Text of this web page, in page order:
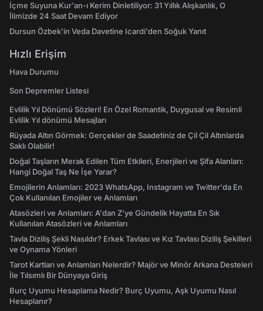
İçme Suyuna Kur'an-ı Kerim Dinletiliyor: 31 Yıllık Alışkanlık, O
İlimizde 24 Saat Devam Ediyor
Dursun Özbek'in Veda Davetine Icardi'den Soğuk Yanıt
Hızlı Erişim
Hava Durumu
Son Depremler Listesi
Evlilik Yıl Dönümü Sözleri! En Özel Romantik, Duygusal ve Resimli
Evlilik Yıl dönümü Mesajları
Rüyada Altın Görmek: Gerçekler de Saadetiniz de Çil Çil Altınlarda
Saklı Olabilir!
Doğal Taşların Merak Edilen Tüm Etkileri, Enerjileri ve Şifa Alanları:
Hangi Doğal Taş Ne İşe Yarar?
Emojilerin Anlamları: 2023 WhatsApp, Instagram ve Twitter'da En
Çok Kullanılan Emojiler ve Anlamları
Atasözleri ve Anlamları: A'dan Z'ye Gündelik Hayatta En Sık
Kullanılan Atasözleri ve Anlamları
Tavla Diziliş Şekli Nasıldır? Erkek Tavlası ve Kız Tavlası Diziliş Şekilleri
ve Oynama Yönleri
Tarot Kartları ve Anlamları Nelerdir? Majör ve Minör Arkana Desteleri
İle Tılsımlı Bir Dünyaya Giriş
Burç Uyumu Hesaplama Nedir? Burç Uyumu, Aşk Uyumu Nasıl
Hesaplanır?